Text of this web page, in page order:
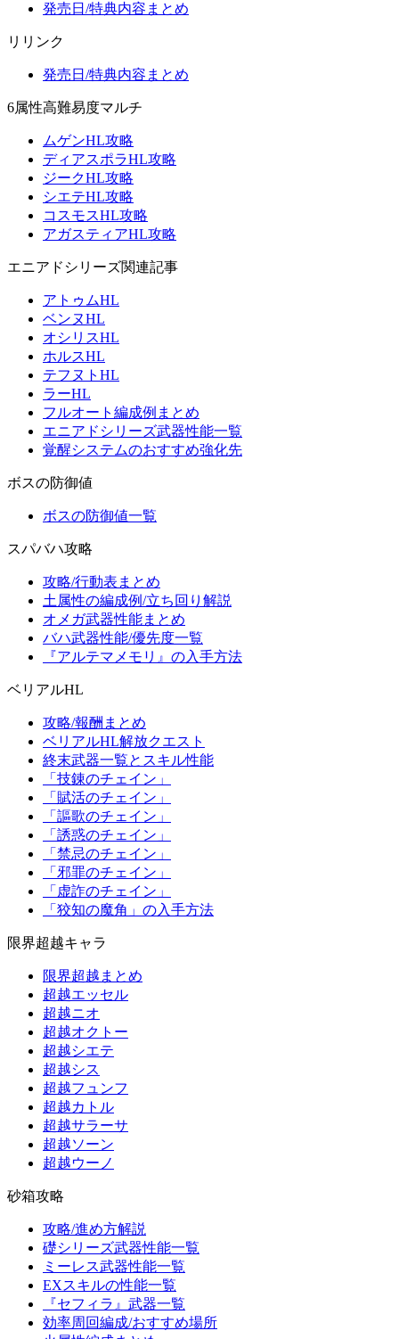
発売日/特典内容まとめ
リリンク
発売日/特典内容まとめ
6属性高難易度マルチ
ムゲンHL攻略
ディアスポラHL攻略
ジークHL攻略
シエテHL攻略
コスモスHL攻略
アガスティアHL攻略
エニアドシリーズ関連記事
アトゥムHL
ベンヌHL
オシリスHL
ホルスHL
テフヌトHL
ラーHL
フルオート編成例まとめ
エニアドシリーズ武器性能一覧
覚醒システムのおすすめ強化先
ボスの防御値
ボスの防御値一覧
スパバハ攻略
攻略/行動表まとめ
土属性の編成例/立ち回り解説
オメガ武器性能まとめ
バハ武器性能/優先度一覧
『アルテマメモリ』の入手方法
ベリアルHL
攻略/報酬まとめ
ベリアルHL解放クエスト
終末武器一覧とスキル性能
「技錬のチェイン」
「賦活のチェイン」
「謳歌のチェイン」
「誘惑のチェイン」
「禁忌のチェイン」
「邪罪のチェイン」
「虚詐のチェイン」
「狡知の魔角」の入手方法
限界超越キャラ
限界超越まとめ
超越エッセル
超越ニオ
超越オクトー
超越シエテ
超越シス
超越フュンフ
超越カトル
超越サラーサ
超越ソーン
超越ウーノ
砂箱攻略
攻略/進め方解説
礎シリーズ武器性能一覧
ミーレス武器性能一覧
EXスキルの性能一覧
『セフィラ』武器一覧
効率周回編成/おすすめ場所